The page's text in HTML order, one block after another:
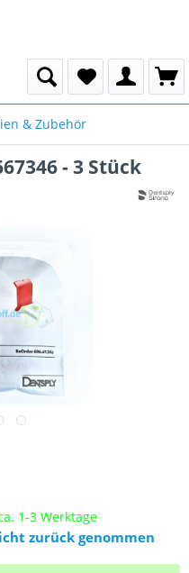
& Zubehör
- 3 Stück
1-3 Werktage
zurück genommen